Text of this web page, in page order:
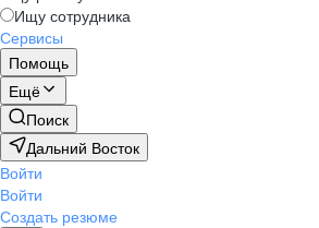
Ищу сотрудника
Сервисы
Помощь
Ещё
Поиск
Дальний Восток
Войти
Войти
Создать резюме